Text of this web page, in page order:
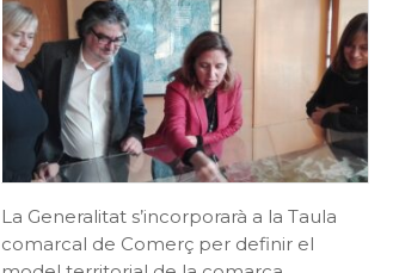
La Generalitat s’incorporarà a la Taula
comarcal de Comerç per definir el